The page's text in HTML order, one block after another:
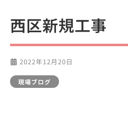
西区新規工事
2022年12月20日
現場ブログ